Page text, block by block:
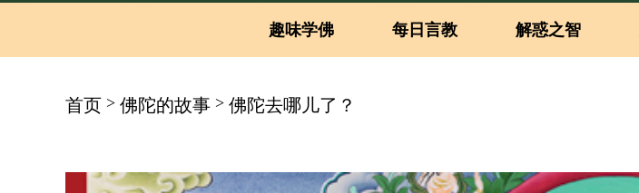
趣味学佛 每日言教 解惑之智
首页 > 佛陀的故事 > 佛陀去哪儿了？